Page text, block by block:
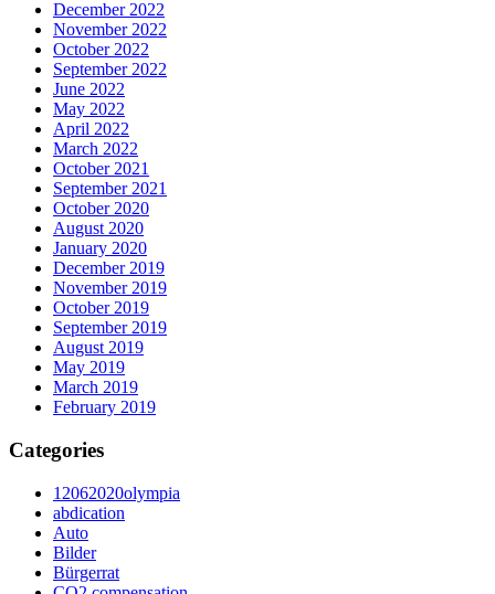
December 2022
November 2022
October 2022
September 2022
June 2022
May 2022
April 2022
March 2022
October 2021
September 2021
October 2020
August 2020
January 2020
December 2019
November 2019
October 2019
September 2019
August 2019
May 2019
March 2019
February 2019
Categories
12062020olympia
abdication
Auto
Bilder
Bürgerrat